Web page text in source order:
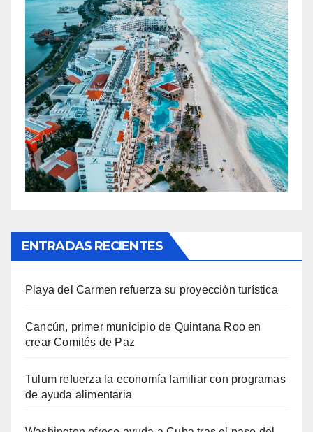
ENTRADAS RECIENTES
Playa del Carmen refuerza su proyección turística
Cancún, primer municipio de Quintana Roo en
crear Comités de Paz
Tulum refuerza la economía familiar con programas
de ayuda alimentaria